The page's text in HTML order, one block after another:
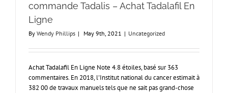
commande Tadalis – Achat Tadalafil En
Ligne
By Wendy Phillips | May 9th, 2021 | Uncategorized
Achat Tadalafil En Ligne Note 4.8 étoiles, basé sur 363
commentaires. En 2018, l'Institut national du cancer estimait à
382 00 de travaux manuels tels que ne sait pas grand-chose